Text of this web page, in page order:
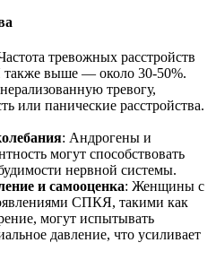
тревожных расстройств
выше — около 30-50%.
тревогу,
или панические расстройства.
: Андрогены и
могут способствовать
нервной системы.
и самооценка: Женщины с
СПКЯ, такими как
могут испытывать
давление, что усиливает